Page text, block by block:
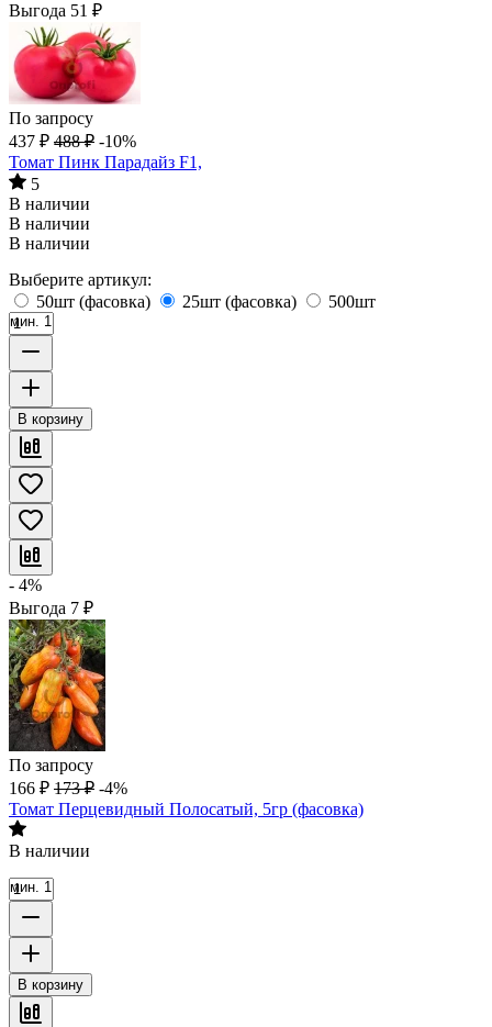
Выгода 51 ₽
По запросу
437 ₽ 488 ₽ -10%
Томат Пинк Парадайз F1,
5
В наличии
В наличии
В наличии
Выберите артикул:
50шт (фасовка)
25шт (фасовка) 500шт
мин. 1
В корзину
- 4%
Выгода 7 ₽
По запросу
166 ₽ 173 ₽ -4%
Томат Перцевидный Полосатый, 5гр (фасовка)
В наличии
мин. 1
В корзину